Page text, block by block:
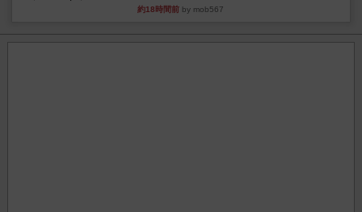
約18時間前 by mob567